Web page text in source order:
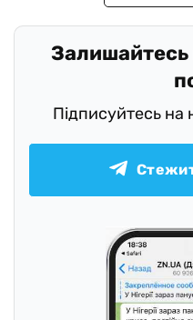
Залишайтесь
Підписуйтесь на